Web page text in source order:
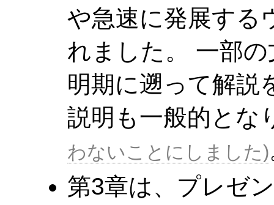
や急速に発展する
れました。 一部
明期に遡って解説
説明も一般的とな
わないことにしました
第3章は、プレゼ